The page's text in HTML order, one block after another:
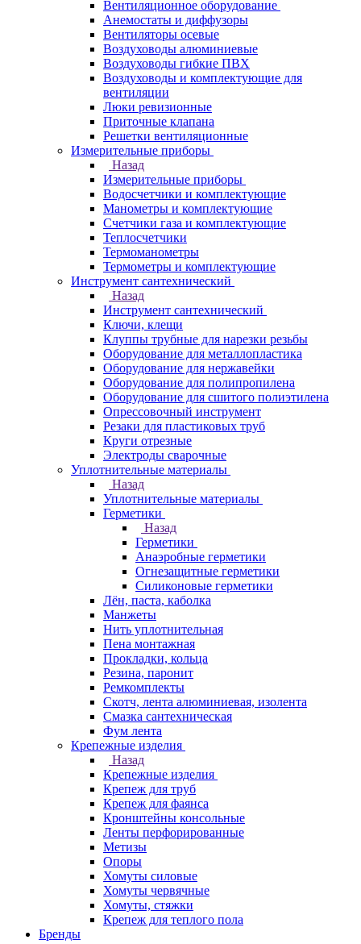
Вентиляционное оборудование
Анемостаты и диффузоры
Вентиляторы осевые
Воздуховоды алюминиевые
Воздуховоды гибкие ПВХ
Воздуховоды и комплектующие для
вентиляции
Люки ревизионные
Приточные клапана
Решетки вентиляционные
Измерительные приборы
Назад
Измерительные приборы
Водосчетчики и комплектующие
Манометры и комплектующие
Счетчики газа и комплектующие
Теплосчетчики
Термоманометры
Термометры и комплектующие
Инструмент сантехнический
Назад
Инструмент сантехнический
Ключи, клещи
Клуппы трубные для нарезки резьбы
Оборудование для металлопластика
Оборудование для нержавейки
Оборудование для полипропилена
Оборудование для сшитого полиэтилена
Опрессовочный инструмент
Резаки для пластиковых труб
Круги отрезные
Электроды сварочные
Уплотнительные материалы
Назад
Уплотнительные материалы
Герметики
Назад
Герметики
Анаэробные герметики
Огнезащитные герметики
Силиконовые герметики
Лён, паста, каболка
Манжеты
Нить уплотнительная
Пена монтажная
Прокладки, кольца
Резина, паронит
Ремкомплекты
Скотч, лента алюминиевая, изолента
Смазка сантехническая
Фум лента
Крепежные изделия
Назад
Крепежные изделия
Крепеж для труб
Крепеж для фаянса
Кронштейны консольные
Ленты перфорированные
Метизы
Опоры
Хомуты силовые
Хомуты червячные
Хомуты, стяжки
Крепеж для теплого пола
Бренды